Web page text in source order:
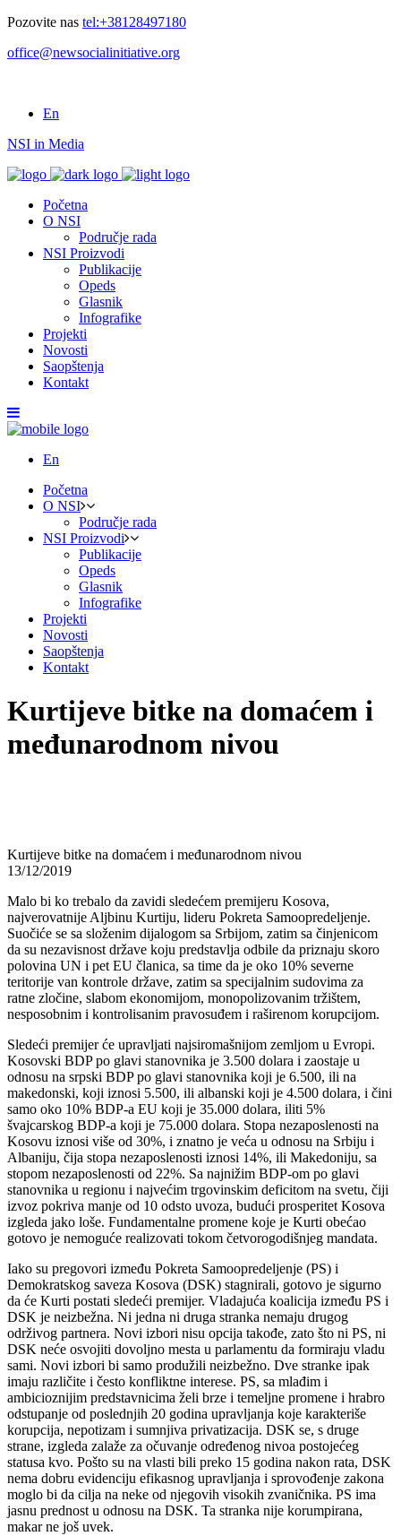
Pozovite nas tel:+38128497180
office@newsocialinitiative.org
En
NSI in Media
Početna
O NSI
Područje rada
NSI Proizvodi
Publikacije
Opeds
Glasnik
Infografike
Projekti
Novosti
Saopštenja
Kontakt
En
Početna
O NSI
Područje rada
NSI Proizvodi
Publikacije
Opeds
Glasnik
Infografike
Projekti
Novosti
Saopštenja
Kontakt
Kurtijeve bitke na domaćem i
međunarodnom nivou
Kurtijeve bitke na domaćem i međunarodnom nivou
13/12/2019
Malo bi ko trebalo da zavidi sledećem premijeru Kosova,
najverovatnije Aljbinu Kurtiju, lideru Pokreta Samoopredeljenje.
Suočiće se sa složenim dijalogom sa Srbijom, zatim sa činjenicom
da su nezavisnost države koju predstavlja odbile da priznaju skoro
polovina UN i pet EU članica, sa time da je oko 10% severne
teritorije van kontrole države, zatim sa specijalnim sudovima za
ratne zločine, slabom ekonomijom, monopolizovanim tržištem,
nesposobnim i kontrolisanim pravosuđem i raširenom korupcijom.
Sledeći premijer će upravljati najsiromašnijom zemljom u Evropi.
Kosovski BDP po glavi stanovnika je 3.500 dolara i zaostaje u
odnosu na srpski BDP po glavi stanovnika koji je 6.500, ili na
makedonski, koji iznosi 5.500, ili albanski koji je 4.500 dolara, i čini
samo oko 10% BDP-a EU koji je 35.000 dolara, iliti 5%
švajcarskog BDP-a koji je 75.000 dolara. Stopa nezaposlenosti na
Kosovu iznosi više od 30%, i znatno je veća u odnosu na Srbiju i
Albaniju, čija stopa nezaposlenosti iznosi 14%, ili Makedoniju, sa
stopom nezaposlenosti od 22%. Sa najnižim BDP-om po glavi
stanovnika u regionu i najvećim trgovinskim deficitom na svetu, čiji
izvoz pokriva manje od 10 odsto uvoza, budući prosperitet Kosova
izgleda jako loše. Fundamentalne promene koje je Kurti obećao
gotovo je nemoguće realizovati tokom četvorogodišnjeg mandata.
Iako su pregovori između Pokreta Samoopredeljenje (PS) i
Demokratskog saveza Kosova (DSK) stagnirali, gotovo je sigurno
da će Kurti postati sledeći premijer. Vladajuća koalicija između PS i
DSK je neizbežna. Ni jedna ni druga stranka nemaju drugog
održivog partnera. Novi izbori nisu opcija takođe, zato što ni PS, ni
DSK neće osvojiti dovoljno mesta u parlamentu da formiraju vladu
sami. Novi izbori bi samo produžili neizbežno. Dve stranke ipak
imaju različite i često konfliktne interese. PS, sa mlađim i
ambicioznijim predstavnicima želi brze i temeljne promene i hrabro
odstupanje od poslednjih 20 godina upravljanja koje karakteriše
korupcija, nepotizam i sumnjiva privatizacija. DSK se, s druge
strane, izgleda zalaže za očuvanje određenog nivoa postojećeg
statusa kvo. Pošto su na vlasti bili preko 15 godina nakon rata, DSK
nema dobru evidenciju efikasnog upravljanja i sprovođenje zakona
moglo bi da cilja na neke od njegovih visokih zvaničnika. PS ima
jasnu prednost u odnosu na DSK. Ta stranka nije korumpirana,
makar ne još uvek.